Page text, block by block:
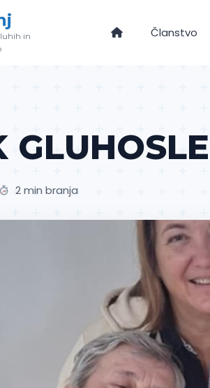
in
Članstvo
2 min branja